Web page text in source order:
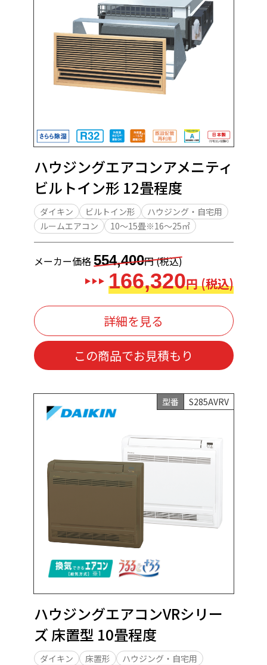
ハウジングエアコンアメニティ
ビルトイン形 12畳程度
ダイキン ビルトイン形
ハウジング・自宅用
ルームエアコン
10～15畳※16～25㎡
メーカー価格554,400円 (税込)
166,320円 (税込)
詳細を見る
この商品でお見積もり
型番 S285AVRV
ハウジングエアコンVRシリー
ズ 床置型 10畳程度
ダイキン 床置形
ハウジング・自宅用